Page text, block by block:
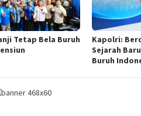
Tetap Bela Buruh
Kapolri:
Sejarah
Buruh